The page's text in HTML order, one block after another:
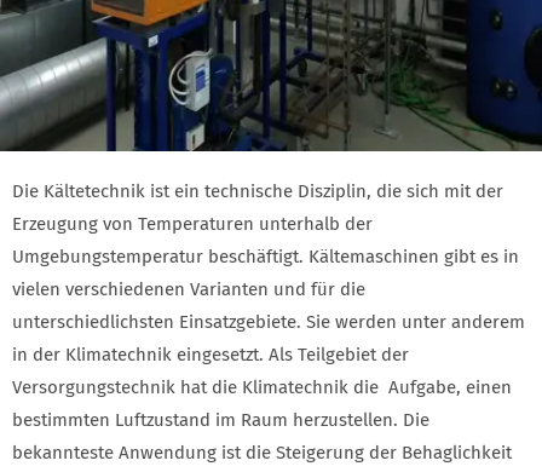
Die Kältetechnik ist ein technische Disziplin, die sich mit der
Erzeugung von Temperaturen unterhalb der
Umgebungstemperatur beschäftigt. Kältemaschinen gibt es in
vielen verschiedenen Varianten und für die
unterschiedlichsten Einsatzgebiete. Sie werden unter anderem
in der Klimatechnik eingesetzt. Als Teilgebiet der
Versorgungstechnik hat die Klimatechnik die Aufgabe, einen
bestimmten Luftzustand im Raum herzustellen. Die
bekannteste Anwendung ist die Steigerung der Behaglichkeit